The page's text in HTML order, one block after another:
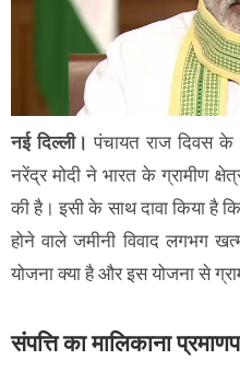
नई दिल्ली।पंचायत राज दिवस के
नरेंद्र मोदी ने भारत के ग्रामीण
की है। इसी के साथ दावा किया है
होने वाले जमीनी विवाद लगभग
योजना क्या है और इस योजना से
संपत्ति का मालिकाना